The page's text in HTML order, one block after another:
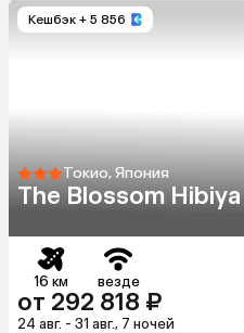
Кешбэк + 5 856
Токио, Япония
The Blossom Hibiya
16 км везде
от 292 818 ₽
24 авг. - 31 авг., 7 ночей